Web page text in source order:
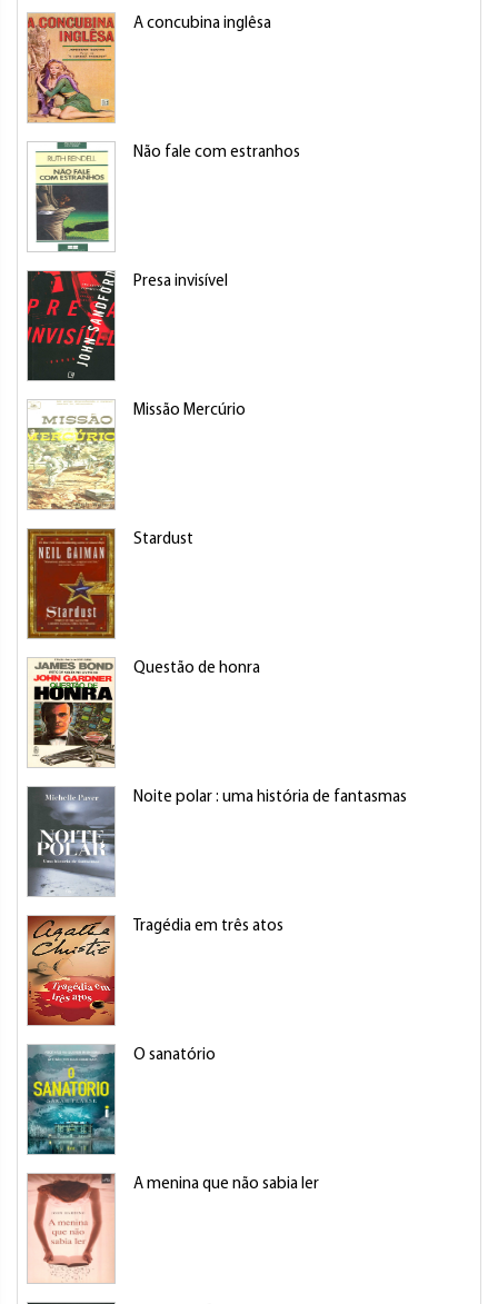
A concubina inglêsa
Não fale com estranhos
Presa invisível
Missão Mercúrio
Stardust
Questão de honra
Noite polar : uma história de fantasmas
Tragédia em três atos
O sanatório
A menina que não sabia ler